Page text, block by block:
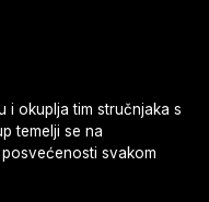
i okuplja tim stručnjaka s
temelji se na
svakom